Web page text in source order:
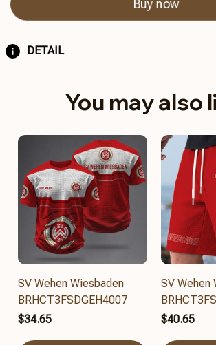
Buy now
DETAIL
You may also
SV Wehen Wiesbaden
BRHCT3FSDGEH4007
$34.65
SV Wehen
$40.65